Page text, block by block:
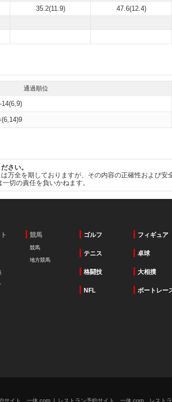
35.2(11.9) 47.6(12.4)
通過順位
14(6,9)
さい。
万全を期しておりますが、その内容の正確性および
切の責任を負いかねます。
競馬
競馬
地方競馬
ゴルフ フィギュア
テニス 卓球
格闘技 大相撲
NFL ボートレー
サイト 一休.com レストラン予約サイト 一休.com レストラ